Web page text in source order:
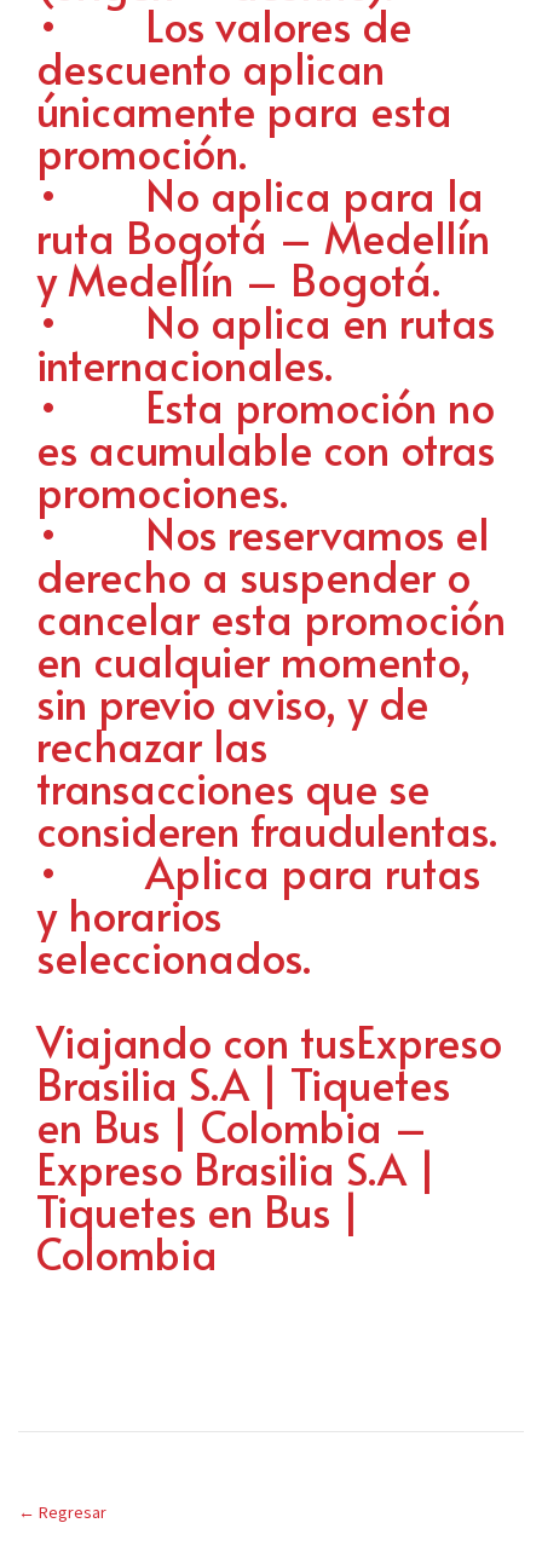
• Los valores de
descuento aplican
únicamente para esta
promoción.
• No aplica para la
ruta Bogotá – Medellín
y Medellín – Bogotá.
• No aplica en rutas
internacionales.
• Esta promoción no
es acumulable con otras
promociones.
• Nos reservamos el
derecho a suspender o
cancelar esta promoción
en cualquier momento,
sin previo aviso, y de
rechazar las
transacciones que se
consideren fraudulentas.
• Aplica para rutas
y horarios
seleccionados.
Viajando con tusExpreso
Brasilia S.A | Tiquetes
en Bus | Colombia –
Expreso Brasilia S.A |
Tiquetes en Bus |
Colombia
← Regresar